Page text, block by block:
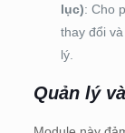
lục): Cho
thay đổi
lý.
Quản lý